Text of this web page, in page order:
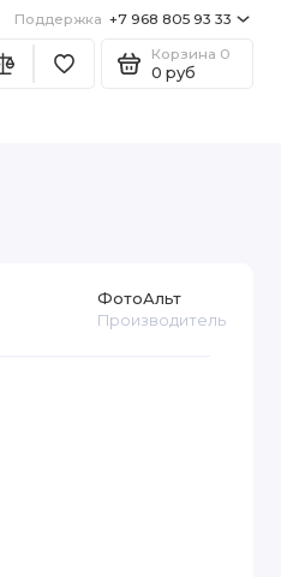
Поддержка +7 968 805 93 33
Корзина 0
0 руб
ФотоАльт
Производитель